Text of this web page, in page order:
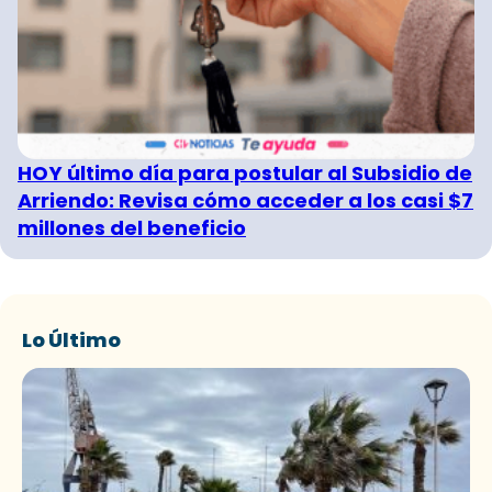
HOY último día para postular al Subsidio de
Arriendo: Revisa cómo acceder a los casi $7
millones del beneficio
Lo Último